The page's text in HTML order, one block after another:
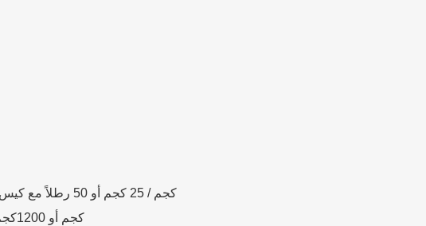
1000كجم أو 1200كجم على المنصات